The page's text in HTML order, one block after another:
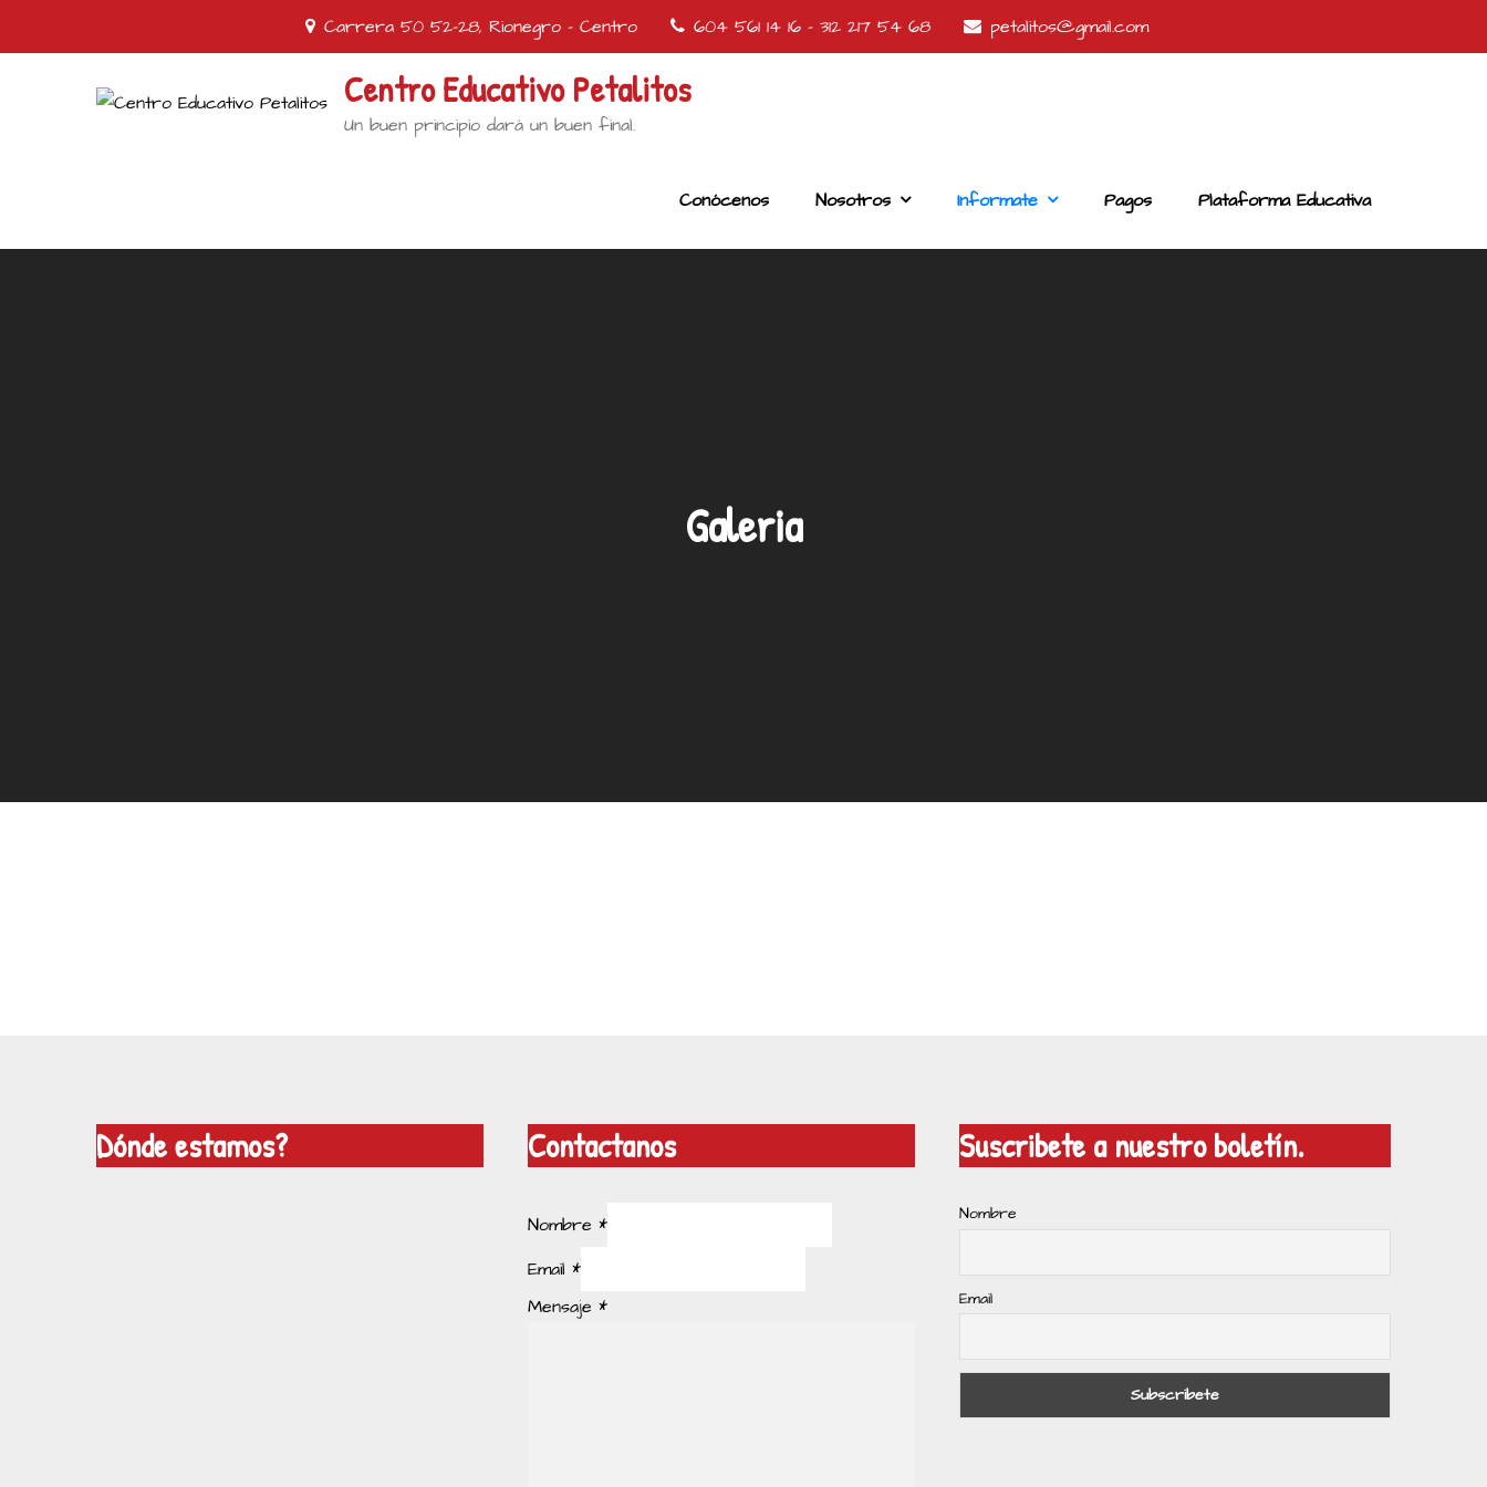
Carrera 50 52-28, Rionegro - Centro 604 561 14 16 - 312 217 54 68 petalitos@gmail.com
Centro Educativo Petalitos
Un buen principio dará un buen final.
Conócenos Nosotros Informate Pagos Plataforma Educativa
Galeria
Dónde estamos? Contactanos
Nombre *
Email *
Mensaje *
Suscribete a nuestro boletín.
Nombre
Email